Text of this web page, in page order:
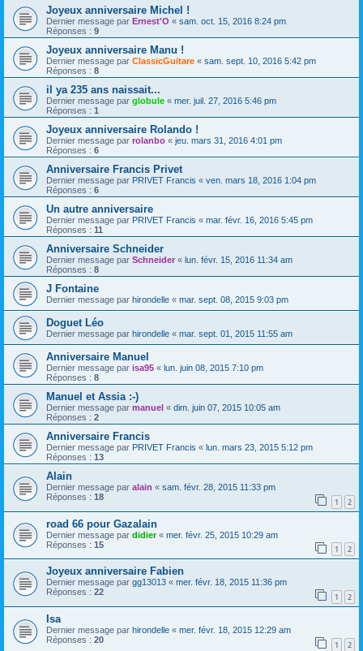
Joyeux anniversaire Michel !
Dernier message par Ernest'O « sam. oct. 15, 2016 8:24 pm
Réponses : 9
Joyeux anniversaire Manu !
Dernier message par ClassicGuitare « sam. sept. 10, 2016 5:42 pm
Réponses : 8
il ya 235 ans naissait...
Dernier message par globule « mer. juil. 27, 2016 5:46 pm
Réponses : 1
Joyeux anniversaire Rolando !
Dernier message par rolanbo « jeu. mars 31, 2016 4:01 pm
Réponses : 6
Anniversaire Francis Privet
Dernier message par PRIVET Francis « ven. mars 18, 2016 1:04 pm
Réponses : 6
Un autre anniversaire
Dernier message par PRIVET Francis « mar. févr. 16, 2016 5:45 pm
Réponses : 11
Anniversaire Schneider
Dernier message par Schneider « lun. févr. 15, 2016 11:34 am
Réponses : 8
J Fontaine
Dernier message par hirondelle « mar. sept. 08, 2015 9:03 pm
Doguet Léo
Dernier message par hirondelle « mar. sept. 01, 2015 11:55 am
Anniversaire Manuel
Dernier message par isa95 « lun. juin 08, 2015 7:10 pm
Réponses : 8
Manuel et Assia :-)
Dernier message par manuel « dim. juin 07, 2015 10:05 am
Réponses : 2
Anniversaire Francis
Dernier message par PRIVET Francis « lun. mars 23, 2015 5:12 pm
Réponses : 13
Alain
Dernier message par alain « sam. févr. 28, 2015 11:33 pm
Réponses : 18 1 2
road 66 pour Gazalain
Dernier message par didier« mer. févr. 25, 2015 10:29 am
Réponses : 15 1 2
Joyeux anniversaire Fabien
Dernier message par gg13013 « mer. févr. 18, 2015 11:36 pm
Réponses : 22 1 2
Isa
Dernier message par hirondelle « mer. févr. 18, 2015 12:29 am
Réponses : 20 1 2